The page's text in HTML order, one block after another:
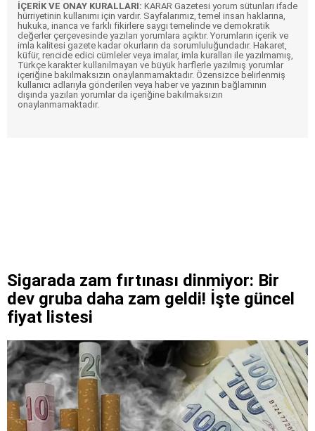
İÇERİK VE ONAY KURALLARI: KARAR Gazetesi yorum sütunları ifade
hürriyetinin kullanımı için vardır. Sayfalarımız, temel insan haklarına,
hukuka, inanca ve farklı fikirlere saygı temelinde ve demokratik
değerler çerçevesinde yazılan yorumlara açıktır. Yorumların içerik ve
imla kalitesi gazete kadar okurların da sorumluluğundadır. Hakaret,
küfür, rencide edici cümleler veya imalar, imla kuralları ile yazılmamış,
Türkçe karakter kullanılmayan ve büyük harflerle yazılmış yorumlar
içeriğine bakılmaksızın onaylanmamaktadır. Özensizce belirlenmiş
kullanıcı adlarıyla gönderilen veya haber ve yazının bağlamının
dışında yazılan yorumlar da içeriğine bakılmaksızın
onaylanmamaktadır.
Sigarada zam fırtınası dinmiyor: Bir
dev gruba daha zam geldi! İşte güncel
fiyat listesi